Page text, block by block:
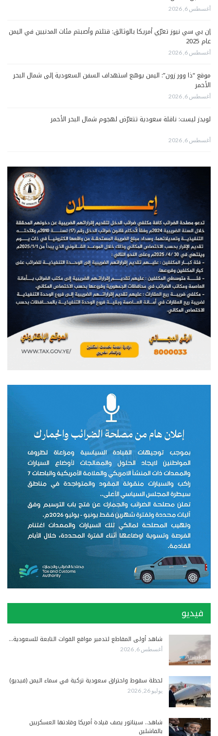
أغسطس 6, 2026
إن بي سي نيوز تعرّي أمريكا بالوثائق: قتلتم وأصبتم مئات المدنيين في اليمن
عام 2025
أغسطس 6, 2026
موقع “ذا وور زون”: اليمن يوسّع استهداف السفن السعودية إلى شمال البحر
الأحمر
أغسطس 6, 2026
لويدز ليست: ناقلة سعودية تتعرّض لهجوم شمال البحر الأحمر
أغسطس 6, 2026
فيديو
شاهد أولى المقاطع لتدمير مواقع القوات التابعة للسعودية…
أغسطس 6, 2026
لحظة سقوط واحتراق سعودية تركية في سماء اليمن (فيديو)
يوليو 26, 2026
شاهد.. سيناتور يصف قيادة أمريكا وقادتها العسكريين
بالفاشلين